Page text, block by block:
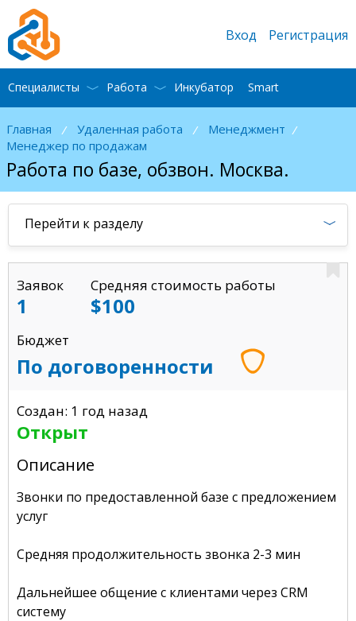
Главная / Удаленная работа / Менеджмент /
Менеджер по продажам
Работа по базе, обзвон. Москва.
Перейти к разделу
Заявок
1
Средняя стоимость работы
$100
Бюджет
По договоренности
Создан: 1 год назад
Открыт
Описание
Звонки по предоставленной базе с предложением
услуг
Средняя продолжительность звонка 2-3 мин
Дальнейшее общение с клиентами через CRM
систему
Вход Регистрация
Специалисты Работа Инкубатор Smart